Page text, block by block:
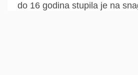
do 16 godina stupila je na